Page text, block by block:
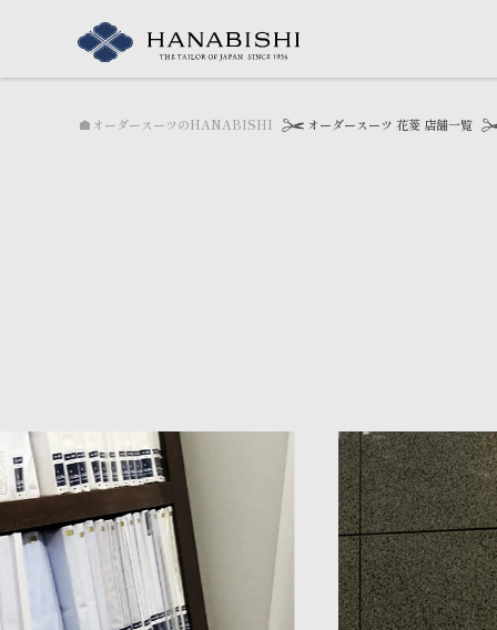
オーダースーツのHANABISHI オーダースーツ 花菱 店舗一覧